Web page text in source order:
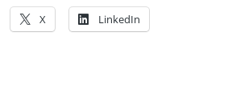
X LinkedIn